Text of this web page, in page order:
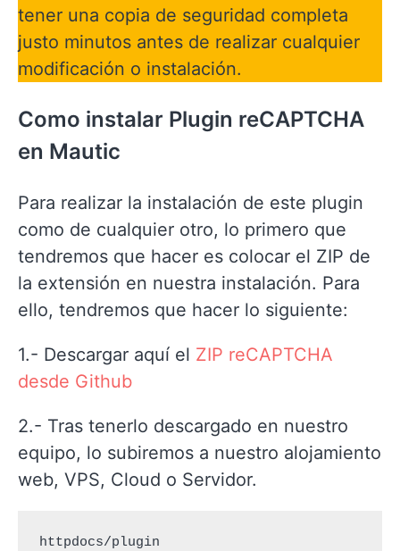
tener una copia de seguridad completa
justo minutos antes de realizar cualquier
modificación o instalación.
Como instalar Plugin reCAPTCHA
en Mautic
Para realizar la instalación de este plugin
como de cualquier otro, lo primero que
tendremos que hacer es colocar el ZIP de
la extensión en nuestra instalación. Para
ello, tendremos que hacer lo siguiente:
1.- Descargar aquí el ZIP reCAPTCHA
desde Github
2.- Tras tenerlo descargado en nuestro
equipo, lo subiremos a nuestro alojamiento
web, VPS, Cloud o Servidor.
httpdocs/plugin